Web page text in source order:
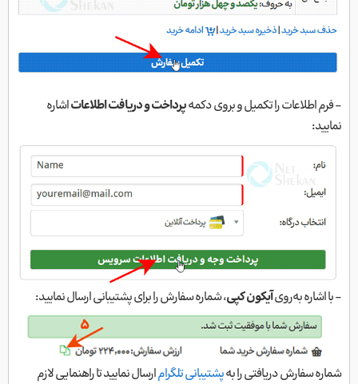
- فرم اطلاعات را تکمیل و بروی دکمهپرداخت و دریافت اطلاعاتاشاره
نمایید:
- با اشاره به‌رویآیکون کپی، شماره سفارش را برای پشتیبانی ارسال نمایید:
شماره سفارش دریافتی را بهپشتیبانی تلگرامارسال نمایید تا راهنمایی لازم